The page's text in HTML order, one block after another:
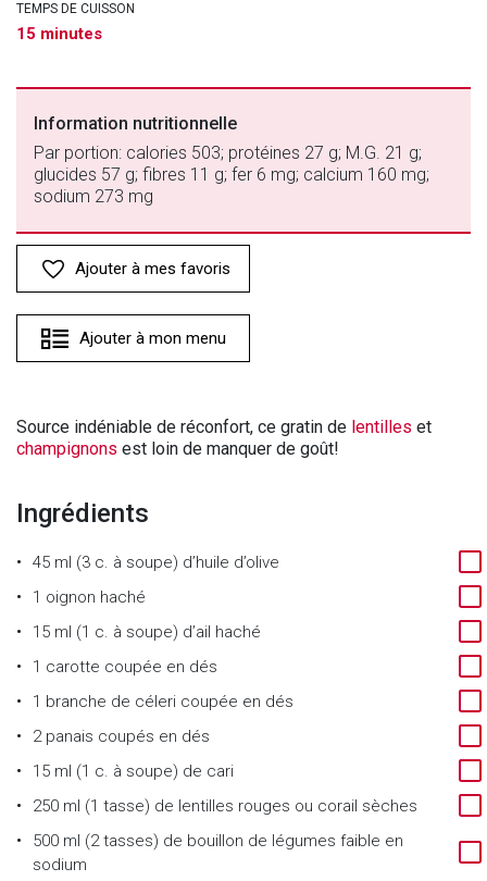
TEMPS DE CUISSON
15 minutes
Information nutritionnelle
Par portion: calories 503; protéines 27 g; M.G. 21 g;
glucides 57 g; fibres 11 g; fer 6 mg; calcium 160 mg;
sodium 273 mg
Ajouter à mes favoris
Ajouter à mon menu
Source indéniable de réconfort, ce gratin de lentilles et
champignons est loin de manquer de goût!
Ingrédients
45 ml (3 c. à soupe) d’huile d’olive
1 oignon haché
15 ml (1 c. à soupe) d’ail haché
1 carotte coupée en dés
1 branche de céleri coupée en dés
2 panais coupés en dés
15 ml (1 c. à soupe) de cari
250 ml (1 tasse) de lentilles rouges ou corail sèches
500 ml (2 tasses) de bouillon de légumes faible en
sodium